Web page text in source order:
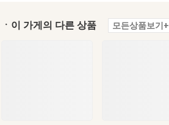
ㆍ이 가게의 다른 상품 모든상품보기+